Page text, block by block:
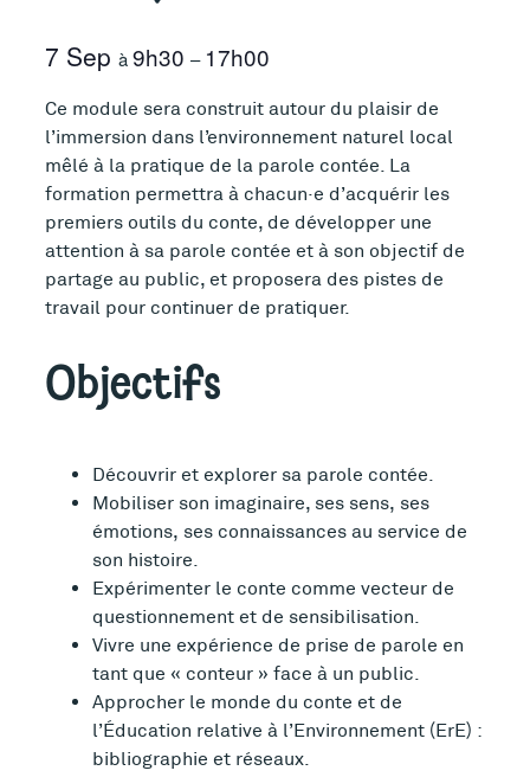
7 Sep à9h30 – 17h00
Ce module sera construit autour du plaisir de
l’immersion dans l’environnement naturel local
mêlé à la pratique de la parole contée. La
formation permettra à chacun·e d’acquérir les
premiers outils du conte, de développer une
attention à sa parole contée et à son objectif de
partage au public, et proposera des pistes de
travail pour continuer de pratiquer.
Objectifs
Découvrir et explorer sa parole contée.
Mobiliser son imaginaire, ses sens, ses
émotions, ses connaissances au service de
son histoire.
Expérimenter le conte comme vecteur de
questionnement et de sensibilisation.
Vivre une expérience de prise de parole en
tant que « conteur » face à un public.
Approcher le monde du conte et de
l’Éducation relative à l’Environnement (ErE) :
bibliographie et réseaux.